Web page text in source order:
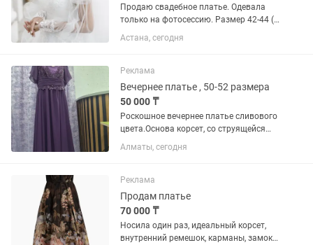
Продаю свадебное платье. Одевала
только на фотосессию. Размер 42-44 (
корсет) Цена : 95.000
Астана, сегодня
Реклама
Вечернее платье , 50-52 размера
50 000 ₸
Роскошное вечернее платье сливового
цвета.Основа корсет, со струящейся
шифоновой юбкой.Идеально
подчеркнет силуэт и скроет все
новое с итикеткой.
Алматы, сегодня
Реклама
Продам платье
70 000 ₸
Носила один раз, идеальный корсет,
внутренний ремешок, карманы, замок